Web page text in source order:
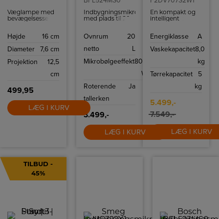
Væglampe med
bevægelsessensor
meget stilrent og
Lampen vil passe
ydervæggen eller
terrasselampe.
Højde
16 cm
Diameter
7,6 cm
Projektion
12,5
cm
499,95
LÆG I KURV
Indbygningsmikroovn
med plads til 20
programmer til
Ovnrum
netto
20
L
Mikrobølgeeffekt800
W
Roterende
tallerken
Ja
3.499,-
LÆG I KURV
En kompakt og
intelligent
revolutionerer
vasker på.
Energiklasse
A
Vaskekapacitet8,0
kg
Tørrekapacitet
5
kg
5.499,-
7.549,-
LÆG I KURV
TILBUD -
45%